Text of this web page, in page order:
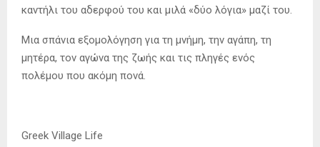
καντήλι του αδερφού του και μιλά «δύο λόγια» μαζί του.
Μια σπάνια εξομολόγηση για τη μνήμη, την αγάπη, τη
μητέρα, τον αγώνα της ζωής και τις πληγές ενός
πολέμου που ακόμη πονά.
Greek Village Life